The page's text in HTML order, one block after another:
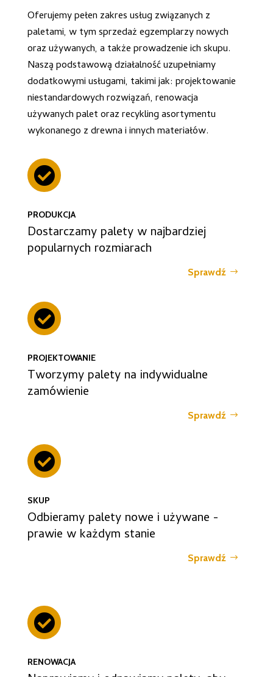
Oferujemy pełen zakres usług związanych z
paletami, w tym sprzedaż egzemplarzy nowych
oraz używanych, a także prowadzenie ich skupu.
Naszą podstawową działalność uzupełniamy
dodatkowymi usługami, takimi jak: projektowanie
niestandardowych rozwiązań, renowacja
używanych palet oraz recykling asortymentu
wykonanego z drewna i innych materiałów.

PRODUKCJA
Dostarczamy palety w najbardziej
popularnych rozmiarach
Sprawdź

PROJEKTOWANIE
Tworzymy palety na indywidualne
zamówienie
Sprawdź

SKUP
Odbieramy palety nowe i używane -
prawie w każdym stanie
Sprawdź

RENOWACJA